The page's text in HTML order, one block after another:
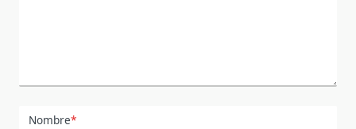
Nombre*